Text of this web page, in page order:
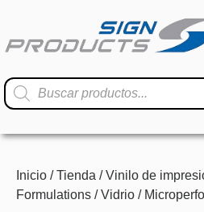
Inicio /Tienda /Vinilo de
Formulations /Vidrio /